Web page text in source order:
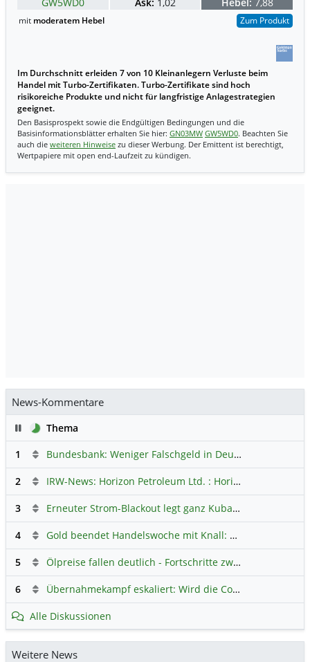
mit moderatem Hebel Zum Produkt
Im Durchschnitt erleiden 7 von 10 Kleinanlegern Verluste beim
Handel mit Turbo-Zertifikaten. Turbo-Zertifikate sind hoch
risikoreiche Produkte und nicht für langfristige Anlagestrategien
geeignet.
Den Basisprospekt sowie die Endgültigen Bedingungen und die
Basisinformationsblätter erhalten Sie hier: GN03MW GW5WD0. Beachten Sie
auch die weiteren Hinweise zu dieser Werbung. Der Emittent ist berechtigt,
Wertpapiere mit open end-Laufzeit zu kündigen.
News-Kommentare
PauseThema
1
Bundesbank: Weniger Falschgeld in Deutschland
2 IRW-News: Horizon Petroleum Ltd. : Horizon Petroleum beginnt mit der Testförderung im Projekt Lachowice in Polen und schließt die Platzierung einer überzeichneten Wandelanleihe ab
3 Erneuter Strom-Blackout legt ganz Kuba lahm
4 Gold beendet Handelswoche mit Knall: Barrick Mining – Ist diese Aktie wieder ein Kauf?
5 Ölpreise fallen deutlich - Fortschritte zwischen USA und Iran belasten
6 Übernahmekampf eskaliert: Wird die Commerzbank italienisch?
Alle Diskussionen
Weitere News